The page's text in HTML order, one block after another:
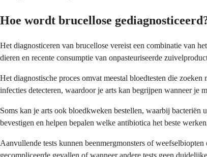
Hoe wordt brucellose
Het diagnosticeren van brucellose vereist een combinatie van
dieren en recente consumptie van onpasteuriseerde
Het diagnostische proces omvat meestal bloedtesten die
infecties detecteren, waardoor je arts kan begrijpen wanneer je
Soms kan je arts ook bloedkweken bestellen, waarbij
bevestigen en helpen bepalen welke antibiotica het beste
Aanvullende tests kunnen beenmergmonsters of
gecompliceerde gevallen of wanneer andere tests geen